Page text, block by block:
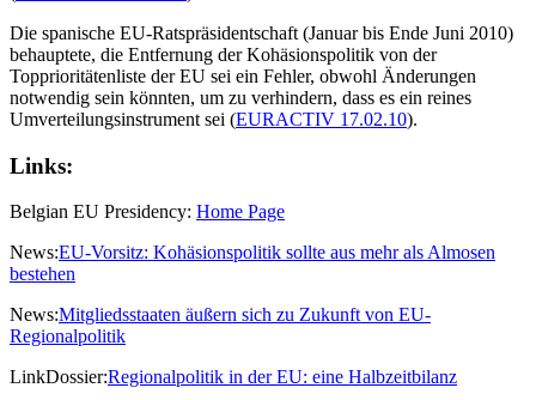
Die spanische EU-Ratspräsidentschaft (Januar bis Ende Juni 2010)
behauptete, die Entfernung der Kohäsionspolitik von der
Topprioritätenliste der EU sei ein Fehler, obwohl Änderungen
notwendig sein könnten, um zu verhindern, dass es ein reines
Umverteilungsinstrument sei (EURACTIV 17.02.10).
Links:
Belgian EU Presidency: Home Page
News:EU-Vorsitz: Kohäsionspolitik sollte aus mehr als Almosen
bestehen
News:Mitgliedsstaaten äußern sich zu Zukunft von EU-
Regionalpolitik
LinkDossier:Regionalpolitik in der EU: eine Halbzeitbilanz